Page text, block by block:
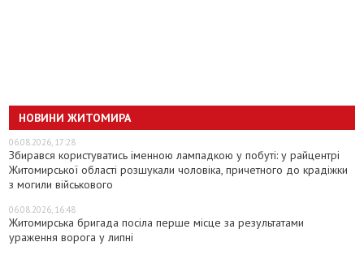
НОВИНИ ЖИТОМИРА
06.08.2026, 17:28
Збирався користуватись іменною лампадкою у побуті: у райцентрі
Житомирської області розшукали чоловіка, причетного до крадіжки
з могили військового
06.08.2026, 16:48
Житомирська бригада посіла перше місце за результатами
ураження ворога у липні